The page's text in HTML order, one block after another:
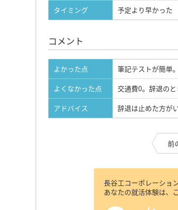
タイミング
予定より早かった
コメント
よかった点
筆記テストが簡単。
よくなかった点
交通費0。辞退の
アドバイス
辞退は止めた方が
前
長谷工コーポレーショ
あなたの就活体験は、